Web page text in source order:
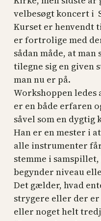
velbesøgt koncert i
Kurset er henvendt
er fortrolige med
sådan måde, at
tilegne sig en given
man nu er på.
Workshoppen ledes
er en både erfaren
såvel som en
Han er en mester i
alle instrumenter
stemme i
begynder niveau
Det gælder, hvad
strygere eller der er
eller noget helt